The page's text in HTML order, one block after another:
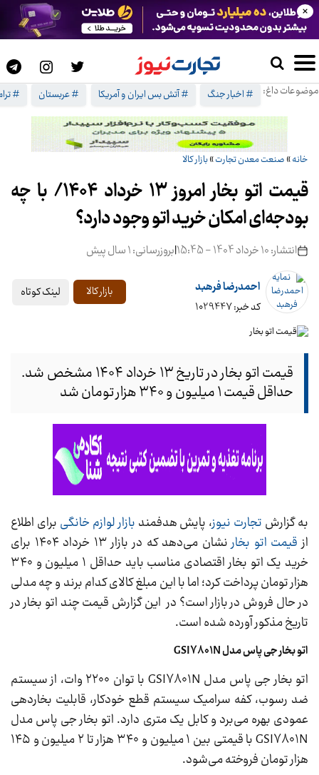
موضوعات داغ: # اخبار جنگ # آتش بس ایران و آمریکا # عربستان #
×
خانه» صنعت معدن تجارت»بازار کالا
قیمت اتو بخار امروز 13 خرداد 1404/ با چه
بودجه‌ای امکان خرید اتو وجود دارد؟
انتشار: 10 خرداد 1404 - 15:45 |بروزرسانی: 1 سال پیش
احمدرضا فرهبد
کد خبر: 1029447
بازار کالا لینک کوتاه
قیمت اتو بخار در تاریخ ۱۳ خرداد ۱۴۰۴ مشخص شد.
حداقل قیمت ۱ میلیون و ۳۴۰ هزار تومان شد
به گزارش تجارت نیوز، پایش هدفمند بازار لوازم خانگی برای اطلاع
از قیمت اتو بخار
نشان می‌دهد که در بازار ۱۳ خرداد ۱۴۰۴ برای
خرید یک اتو بخار اقتصادی مناسب باید حداقل ۱ میلیون و ۳۴۰
هزار تومان پرداخت کرد؛ اما با این مبلغ کالای کدام برند و چه مدلی
در حال فروش در بازار است؟ در این گزارش قیمت چند اتو بخار در
تاریخ مذکور آورده شده است.
اتو بخار جی پاس مدل GSI7801N
اتو بخار جی پاس مدل GSI7801N با توان ۲۲۰۰ وات، از سیستم
ضد رسوب، کفه سرامیک سیستم قطع خودکار، قابلیت بخاردهی
عمودی بهره می‌برد و کابل یک متری دارد. اتو بخار جی پاس مدل
GSI7801N با قیمتی بین ۱ میلیون و ۳۴۰ هزار تا ۲ میلیون و ۱۴۵
هزار تومان فروخته می‌شود.